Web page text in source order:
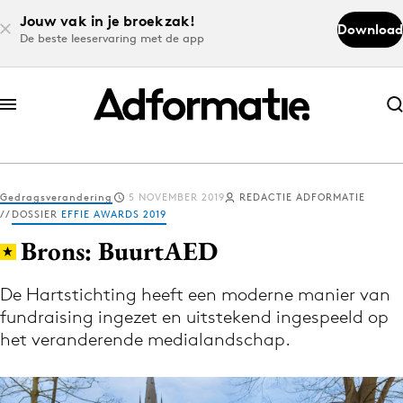
Jouw vak in je broekzak!
De beste leeservaring met de app
Download
Abonneer nu
Abonneer nu
Log in
Volg het laatste nieuws via de Adformatie
Nieuws app
Gedragsverandering 5 NOVEMBER 2019
REDACTIE ADFORMATIE
DOSSIER EFFIE AWARDS 2019
Brons: BuurtAED
De Hartstichting heeft een moderne manier van
fundraising ingezet en uitstekend ingespeeld op
het veranderende medialandschap.